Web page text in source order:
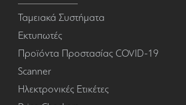
Ταμειακά Συστήματα
Εκτυπωτές
Προϊόντα Προστασίας COVID-19
Scanner
Ηλεκτρονικές Ετικέτες